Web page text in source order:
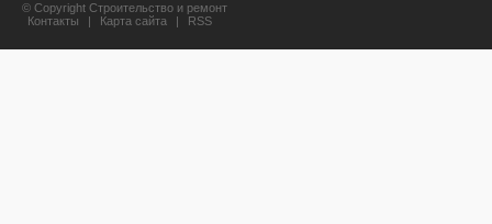
© Copyright Строительство и ремонт
Контакты
| Карта сайта | RSS